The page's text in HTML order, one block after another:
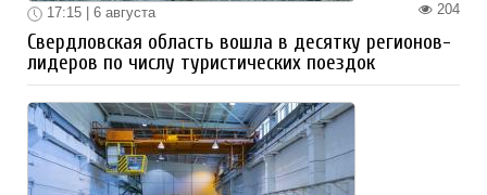
204
17:15 | 6 августа
Свердловская область вошла в десятку регионов-
лидеров по числу туристических поездок